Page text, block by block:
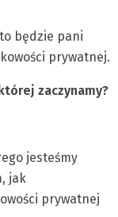
będzie pani
prywatnej.
zaczynamy?
jesteśmy
jak
prywatnej